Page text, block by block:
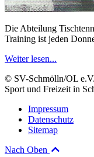
Die Abteilung
Training ist jeden
Weiter lesen...
© SV-Schmölln/OL
Sport und Freizeit in
Impressum
Datenschutz
Sitemap
Nach Oben